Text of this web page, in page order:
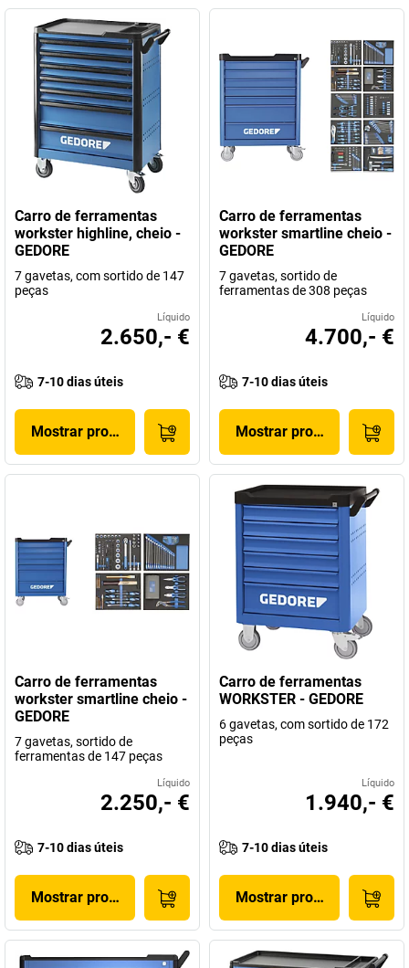
Carro de ferramentas
workster highline, cheio -
GEDORE
7 gavetas, com sortido de 147
peças
Líquido
2.650,- €
7-10 dias úteis
Mostrar produto
Carro de ferramentas
workster smartline cheio -
GEDORE
7 gavetas, sortido de
ferramentas de 308 peças
Líquido
4.700,- €
7-10 dias úteis
Mostrar produto
Carro de ferramentas
workster smartline cheio -
GEDORE
7 gavetas, sortido de
ferramentas de 147 peças
Líquido
2.250,- €
7-10 dias úteis
Mostrar produto
Carro de ferramentas
WORKSTER - GEDORE
6 gavetas, com sortido de 172
peças
Líquido
1.940,- €
7-10 dias úteis
Mostrar produto